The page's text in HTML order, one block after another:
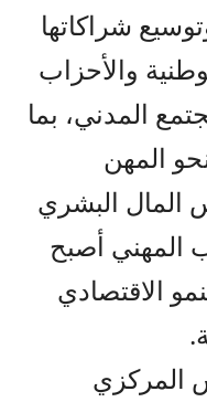
شراكاتها
والأحزاب
المدني، بما
المهن
المال البشري
المهني أصبح
الاقتصادي
المركزي